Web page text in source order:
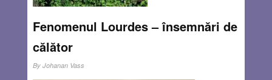
Fenomenul Lourdes – însemnări de
călător
By Johanan Vass